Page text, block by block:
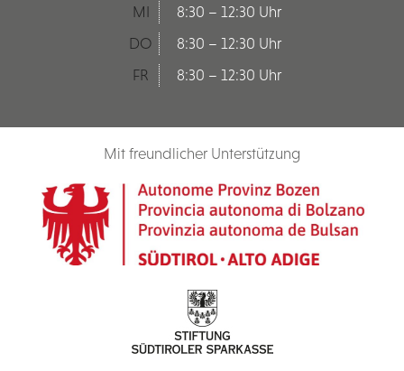
MI
8:30 – 12:30 Uhr
DO
8:30 – 12:30 Uhr
FR
8:30 – 12:30 Uhr
Mit freundlicher Unterstützung